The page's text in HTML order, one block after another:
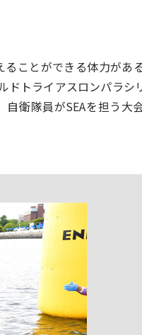
ことができる体力があ
ドトライアスロンパラシ
衛隊員がSEAを担う大